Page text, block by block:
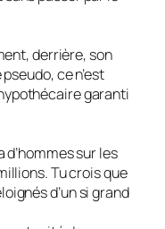
derrière, son
ce n’est
garanti
sur les
Tu crois que
d’un si grand